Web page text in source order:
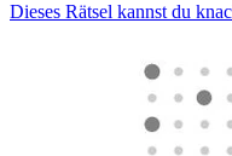
Dieses Rätsel kannst du